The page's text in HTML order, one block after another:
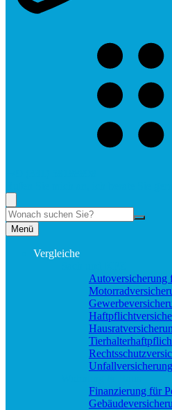
Suche
Menü
Vergleiche
Autoversicherung
Finanzierung für